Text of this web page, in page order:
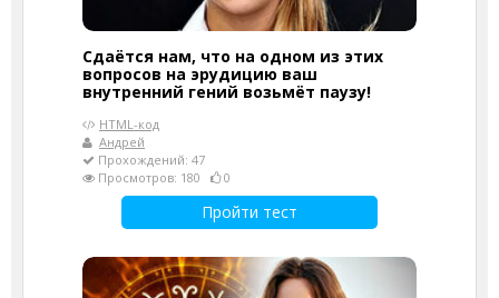
Сдаётся нам, что на одном из этих
вопросов на эрудицию ваш
внутренний гений возьмёт паузу!
HTML-код
Андрей
Прохождений: 47
Просмотров: 180
0
Пройти тест